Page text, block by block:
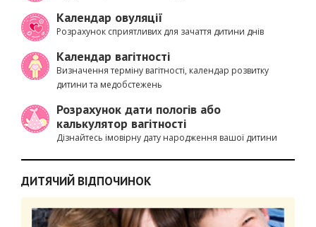
Календар овуляції
Розрахунок сприятливих для зачаття дитини днів
Календар вагітності
Визначення терміну вагітності, календар розвитку
дитини та медобстежень
Розрахунок дати пологів або
калькулятор вагітності
Дізнайтесь імовірну дату народження вашої дитини
ДИТЯЧИЙ ВІДПОЧИНОК